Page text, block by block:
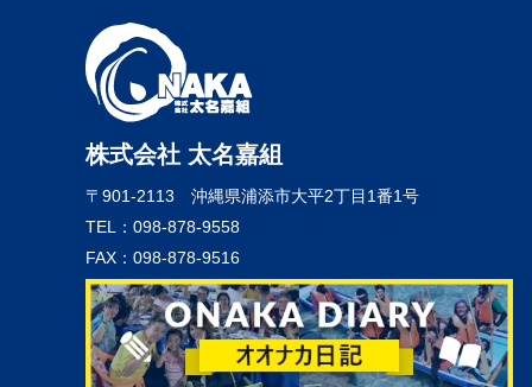
株式会社 太名嘉組
〒901-2113 沖縄県浦添市大平2丁目1番1号
TEL：098-878-9558
FAX：098-878-9516